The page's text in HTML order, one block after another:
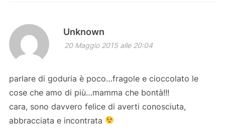
Unknown
20 Maggio 2015 alle 20:04
parlare di goduria è poco…fragole e cioccolato le
cose che amo di più…mamma che bontà!!!
cara, sono davvero felice di averti conosciuta,
abbracciata e incontrata